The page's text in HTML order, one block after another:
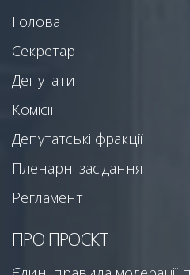
Голова
Секретар
Депутати
Комісії
Депутатські фракції
Пленарні засідання
Регламент
ПРО ПРОЄКТ